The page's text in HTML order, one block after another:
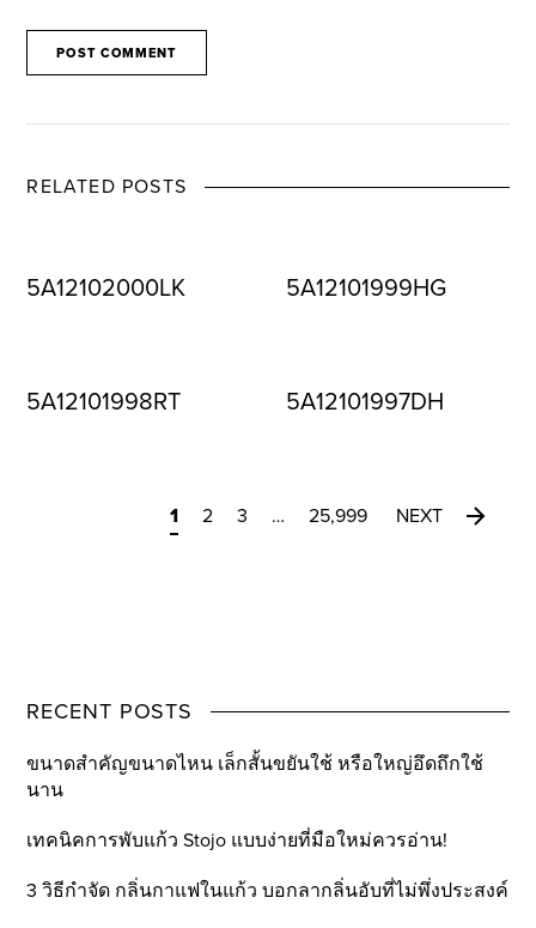
RELATED POSTS
5A12102000LK 5A12101999HG
5A12101998RT 5A12101997DH
1 2 3 … 25,999 NEXT
RECENT POSTS
ขนาดสำคัญขนาดไหน เล็กสั้นขยันใช้ หรือใหญ่อึดถึกใช้
นาน
เทคนิคการพับแก้ว Stojo แบบง่ายที่มือใหม่ควรอ่าน!
3 วิธีกำจัด กลิ่นกาแฟในแก้ว บอกลากลิ่นอับที่ไม่พึ่งประสงค์